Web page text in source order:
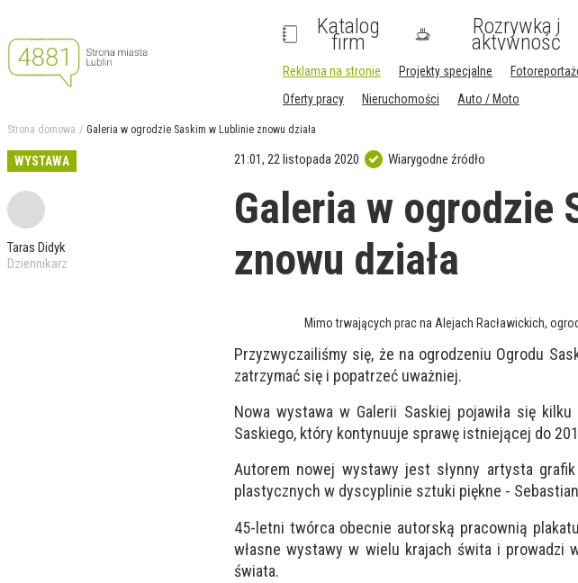
Katalog
firm
Rozrywka i
aktywność
Reklama na stronie Projekty specjalne
Oferty pracy
Nieruchomości Auto / Moto
Strona domowa Galeria w ogrodzie Saskim w Lublinie znowu działa
WYSTAWA
Taras Didyk
Dziennikarz
21:01, 22 listopada 2020 Wiarygodne źródło
Galeria w ogrodzie
znowu działa
Mimo trwających prac na Alejach Racławickich,
Przyzwyczailiśmy się, że na ogrodzeniu Ogrodu
zatrzymać się i popatrzeć uważniej.
Nowa wystawa w Galerii Saskiej pojawiła się
Saskiego, który kontynuuje sprawę istniejącej do
Autorem nowej wystawy jest słynny artysta
plastycznych w dyscyplinie sztuki piękne -
45-letni twórca obecnie autorską pracownią
własne wystawy w wielu krajach świta i prowadzi
świata.